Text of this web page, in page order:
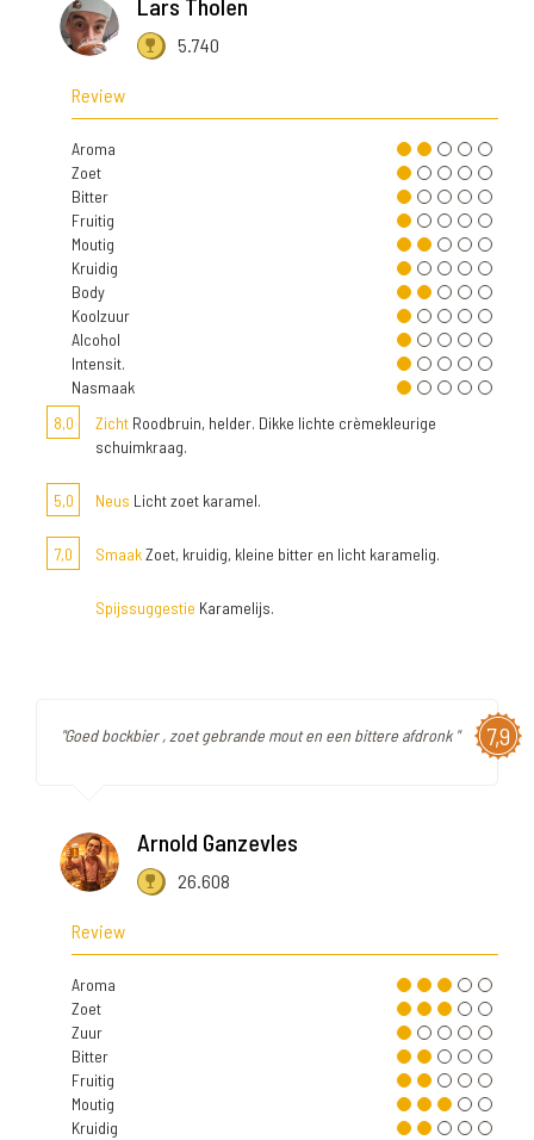
Lars Tholen
5.740
Review
Aroma
Zoet
Bitter
Fruitig
Moutig
Kruidig
Body
Koolzuur
Alcohol
Intensit.
Nasmaak
8,0
Zicht Roodbruin, helder. Dikke lichte crèmekleurige
schuimkraag.
5,0 Neus Licht zoet karamel.
7,0 SmaakZoet, kruidig, kleine bitter en licht karamelig.
Spijssuggestie Karamelijs.
7,9
"Goed bockbier , zoet gebrande mout en een bittere afdronk "
Arnold Ganzevles
26.608
Review
Aroma
Zoet
Zuur
Bitter
Fruitig
Moutig
Kruidig